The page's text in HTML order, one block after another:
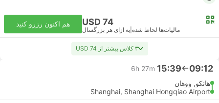
USD 74
مالیات‌ها لحاظ شده به ازای هر بزرگسال
هم اکنون رزرو کنید
۳ کلاس بیشتر از USD 74
09:12
15:39
6h 27m
هانکو, ووهان
Shanghai, Shanghai Hongqiao Airport